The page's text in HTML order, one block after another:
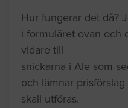
Hur fungerar det då?
i formuläret ovan och
vidare till
snickarna i Ale som
och lämnar
skall utföras.